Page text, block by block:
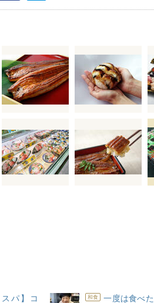
スパ】コ
和食
一度は食べ